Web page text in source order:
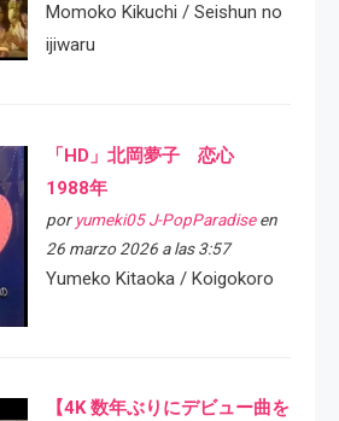
Momoko Kikuchi / Seishun no
ijiwaru
「HD」北岡夢子 恋心
1988年
por yumeki05 J-PopParadiseen
26 marzo 2026 a las 3:57
Yumeko Kitaoka / Koigokoro
【4K 数年ぶりにデビュー曲を